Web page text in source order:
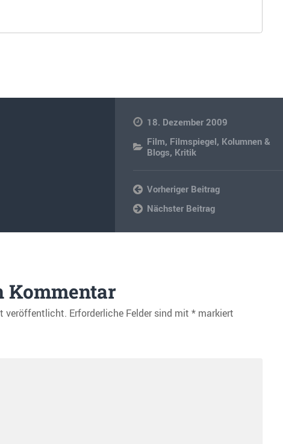
18. Dezember 2009
Film, Filmspiegel, Kolumnen &
Blogs, Kritik
Vorheriger Beitrag
Nächster Beitrag
Kommentar
veröffentlicht. Erforderliche Felder sind mit *markiert